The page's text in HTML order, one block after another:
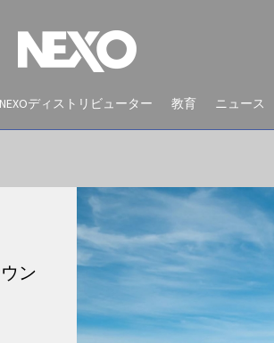
NEXOディストリビューター 教育 ニュース
ン